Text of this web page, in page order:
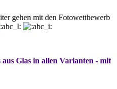
gehen mit den Fotowettbewerb
aus Glas in allen Varianten - mit